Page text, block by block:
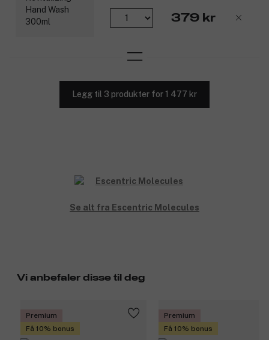
379 kr
Legg til 3 produkter for 1 477 kr
Se alt fra Escentric Molecules
Vi anbefaler disse til deg
Premium
Få 10% bonus
Premium
Få 10% bonus